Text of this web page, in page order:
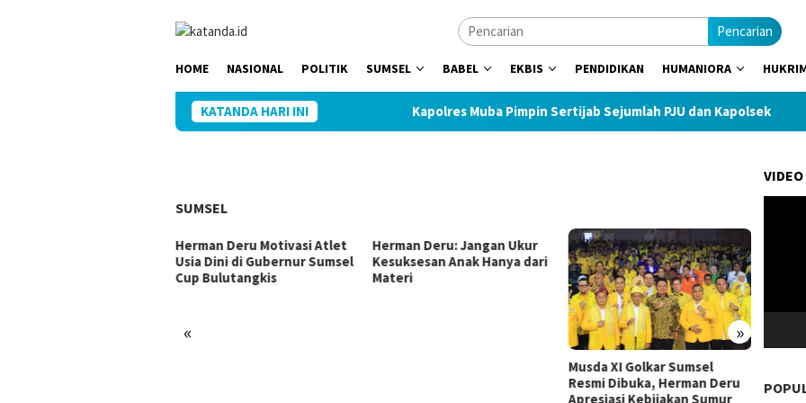
Pencarian
HOME NASIONAL POLITIK SUMSEL BABEL EKBIS PENDIDIKAN HUMANIORA
KATANDA HARI INI Kapolres Muba Pimpin Sertijab Sejumlah PJU dan Kapolsek
SUMSEL
« »
Herman Deru Motivasi Atlet
Usia Dini di Gubernur Sumsel
Cup Bulutangkis
Herman Deru: Jangan Ukur
Kesuksesan Anak Hanya dari
Materi
Musda XI Golkar Sumsel
Resmi Dibuka, Herman Deru
Apresiasi Kebijakan Sumur
VIDEO